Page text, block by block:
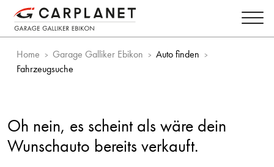
Home Garage Galliker Ebikon
Auto finden
Fahrzeugsuche
Oh nein, es scheint als wäre dein
Wunschauto bereits verkauft.